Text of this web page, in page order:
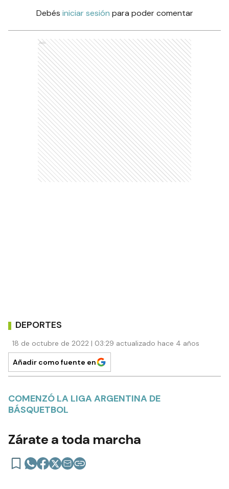
Debés iniciar sesión para poder comentar
Ads
DEPORTES
18 de octubre de 2022 | 03:29 actualizado hace 4 años
Añadir como fuente en
COMENZÓ LA LIGA ARGENTINA DE
BÁSQUETBOL
Zárate a toda marcha